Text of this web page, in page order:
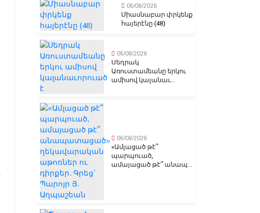
06/08/2026
Միասնաբար փրկենք
հայերէնը (48)
06/08/2026
Սեդրակ
Առուստամեանը երկու
ամիսով կալանաւ...
06/08/2026
«Ամլացած թէ՞
պարպուած,
ամայացած թէ՞ անապ...